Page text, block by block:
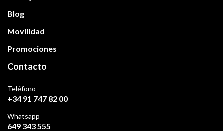
Blog
Movilidad
Promociones
Contacto
Teléfono
+34 91 747 82 00
Whatsapp
649 343 555